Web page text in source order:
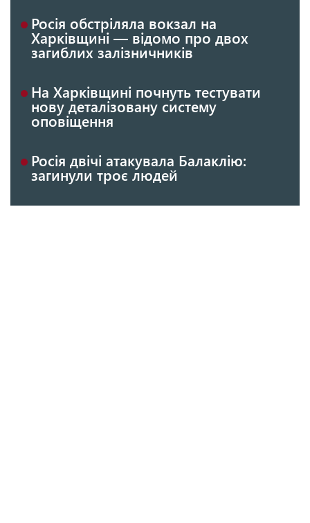
Росія обстріляла вокзал на
Харківщині — відомо про двох
загиблих залізничників
На Харківщині почнуть тестувати
нову деталізовану систему
оповіщення
Росія двічі атакувала Балаклію:
загинули троє людей